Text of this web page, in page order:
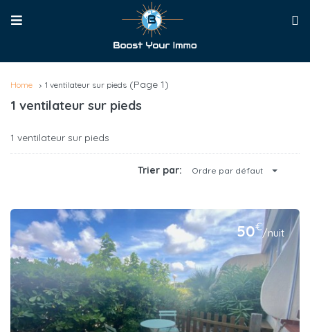
Home 1 ventilateur sur pieds (Page 1)
1 ventilateur sur pieds
1 ventilateur sur pieds
Trier par: Ordre par défaut
50€/nuit